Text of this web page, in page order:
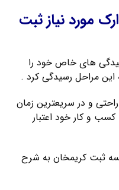
مورد نیاز ثبت
های خاص خود را
این مراحل رسیدگی کرد .
و در سریعترین زمان
و کار خود اعتبار
در موسسه ثبت کریمخان به شرح